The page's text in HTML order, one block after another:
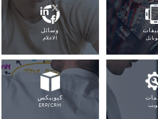
وسائل
الاعلام
كيوبيكس
ERP/CRM